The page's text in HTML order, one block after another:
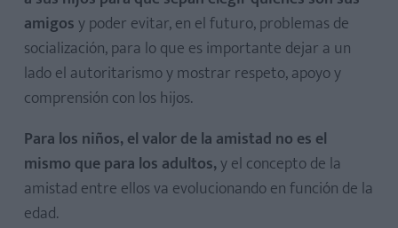
amigosy poder evitar, en el futuro, problemas de
socialización, para lo que es importante dejar a un
lado el autoritarismo y mostrar respeto, apoyo y
comprensión con los hijos.
Para los niños, el valor de la amistad no es el
mismo que para los adultos,y el concepto de la
amistad entre ellos va evolucionando en función de la
edad.